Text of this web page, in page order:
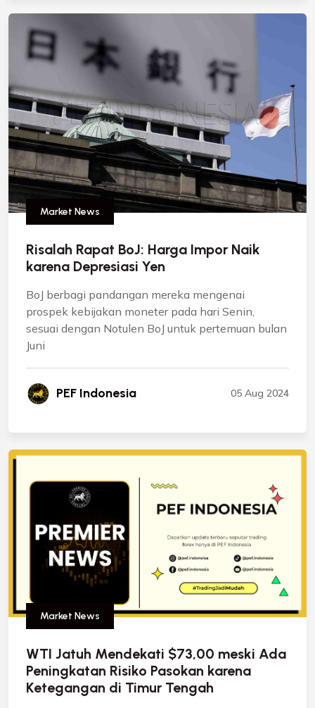
Market News
Risalah Rapat BoJ: Harga Impor Naik
karena Depresiasi Yen
BoJ berbagi pandangan mereka mengenai
prospek kebijakan moneter pada hari Senin,
sesuai dengan Notulen BoJ untuk pertemuan bulan
Juni
PEF Indonesia 05 Aug 2024
Market News
WTI Jatuh Mendekati $73,00 meski Ada
Peningkatan Risiko Pasokan karena
Ketegangan di Timur Tengah